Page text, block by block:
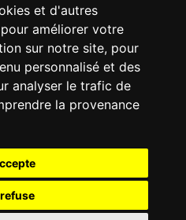
et d'autres
améliorer votre
sur notre site, pour
personnalisé et des
analyser le trafic de
la provenance